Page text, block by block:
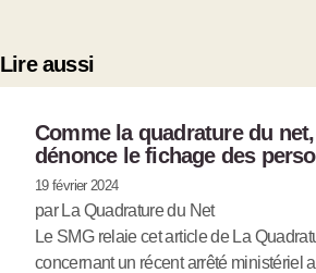
Lire aussi
Comme la quadrature du
dénonce le fichage des
19 février 2024
par La Quadrature du Net
Le SMG relaie cet article de La
concernant un récent arrêté ministériel